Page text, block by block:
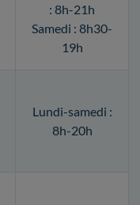
: 8h-21h
Samedi : 8h30-
19h
Lundi-samedi :
8h-20h